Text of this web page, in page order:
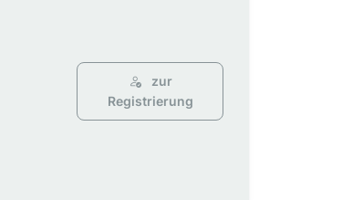
zur
Registrierung